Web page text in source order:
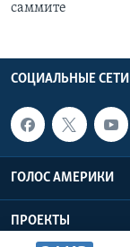
саммите
СОЦИАЛЬНЫЕ СЕТИ
ГОЛОС АМЕРИКИ
ПРОЕКТЫ